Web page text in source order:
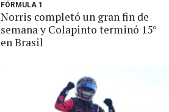
FÓRMULA 1
Norris completó un gran fin de
semana y Colapinto terminó 15°
en Brasil